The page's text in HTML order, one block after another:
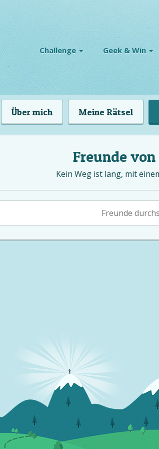
Challenge Geek & Win
Über mich Meine Rätsel
Freunde
Kein Weg ist lang, mit